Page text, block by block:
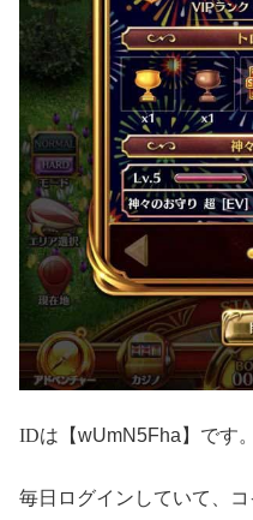
IDは【wUmN5Fha】です。
毎日ログインしていて、